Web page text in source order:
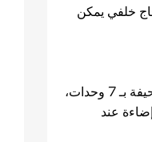
خلفي يمكن
• نظام مصابيح أمامية متكيفة نحيفة بـ 7 وحدات،
عند